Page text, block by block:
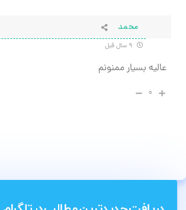
محمد
عالیه بسیار ممنونم
۰